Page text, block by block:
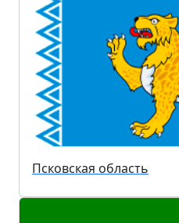
Псковская область